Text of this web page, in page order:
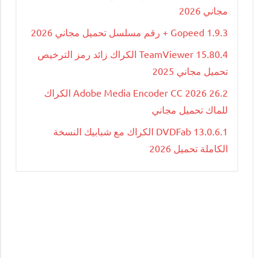
مجاني 2026
Gopeed 1.9.3 + رقم مسلسل تحميل مجاني 2026
TeamViewer 15.80.4 الكراك زائد رمز الترخيص
تحميل مجاني 2025
Adobe Media Encoder CC 2026 26.2 الكراك
للماك تحميل مجاني
DVDFab 13.0.6.1 الكراك مع شبابيك النسخة
الكاملة تحميل 2026